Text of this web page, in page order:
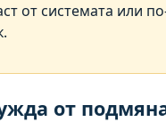
от системата или
от